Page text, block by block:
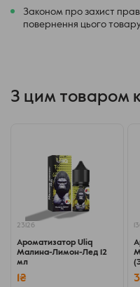
Законом про захист
повернення цього
З цим товаром
23126
Ароматизатор Uliq
Малина-Лимон-Лед 12
мл
1₴